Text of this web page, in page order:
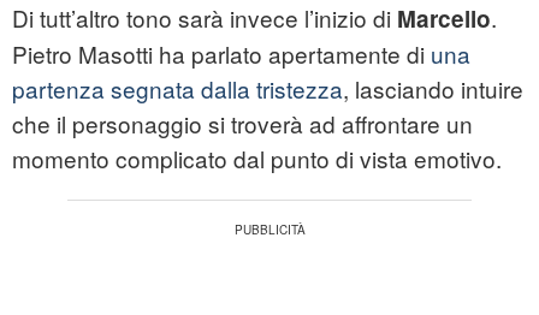
Di tutt’altro tono sarà invece l’inizio di Marcello.
Pietro Masotti ha parlato apertamente di una
partenza segnata dalla tristezza, lasciando intuire
che il personaggio si troverà ad affrontare un
momento complicato dal punto di vista emotivo.